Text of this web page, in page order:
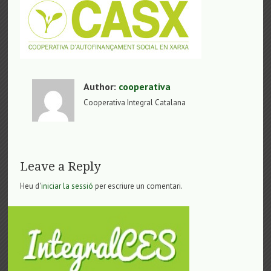
Author: cooperativa
Cooperativa Integral Catalana
Leave a Reply
Heu d'iniciar la sessió per escriure un comentari.